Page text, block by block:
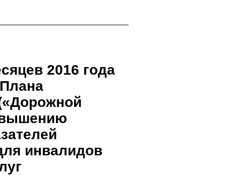
2016 года
инвалидов